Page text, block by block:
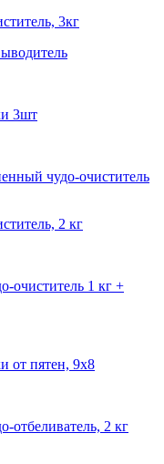
3кг
3шт
чудо-очиститель
2 кг
очиститель 1 кг +
от пятен, 9х8
отбеливатель, 2 кг